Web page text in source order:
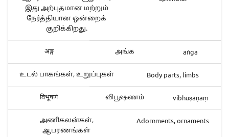
இது அற்புதமான மற்றும்
நேர்த்தியான ஒன்றைக்
குறிக்கிறது.
अङ्ग அங்க aṅga
உடல் பாகங்கள், உறுப்புகள் Body parts, limbs
विभूषणं விபூஷணம் vibhūṣaṇaṃ
அணிகலன்கள்,
ஆபரணங்கள்
Adornments, ornaments